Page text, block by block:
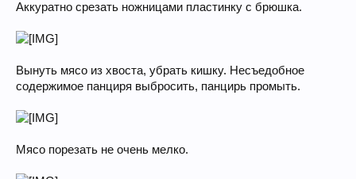
Аккуратно срезать ножницами пластинку с брюшка.
Вынуть мясо из хвоста, убрать кишку. Несъедобное
содержимое панциря выбросить, панцирь промыть.
Мясо порезать не очень мелко.